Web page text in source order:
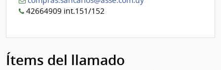
42664909 int.151/152
Ítems del llamado